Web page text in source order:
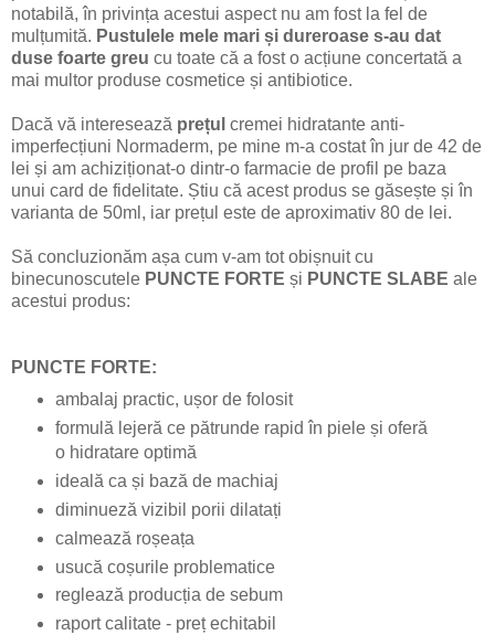
notabilă, în privința acestui aspect nu am fost la fel de
mulțumită. Pustulele mele mari și dureroase s-au dat
duse foarte greu cu toate că a fost o acțiune concertată a
mai multor produse cosmetice și antibiotice.
Dacă vă interesează prețul cremei hidratante anti-
imperfecțiuni Normaderm, pe mine m-a costat în jur de 42 de
lei și am achiziționat-o dintr-o farmacie de profil pe baza
unui card de fidelitate. Știu că acest produs se găsește și în
varianta de 50ml, iar prețul este de aproximativ 80 de lei.
Să concluzionăm așa cum v-am tot obișnuit cu
binecunoscutele PUNCTE FORTE și PUNCTE SLABE ale
acestui produs:
PUNCTE FORTE:
ambalaj practic, ușor de folosit
formulă lejeră ce pătrunde rapid în piele și oferă
o hidratare optimă
ideală ca și bază de machiaj
diminueză vizibil porii dilatați
calmează roșeața
usucă coșurile problematice
reglează producția de sebum
raport calitate - preț echitabil